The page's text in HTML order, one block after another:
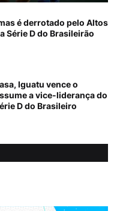
é derrotado pelo Altos
Série D do Brasileirão
Iguatu vence o
a vice-liderança do
D do Brasileiro